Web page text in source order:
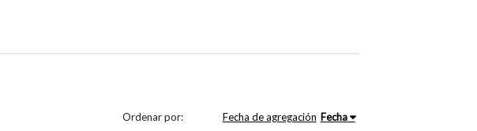
Ordenar por: Fecha de agregación Fecha